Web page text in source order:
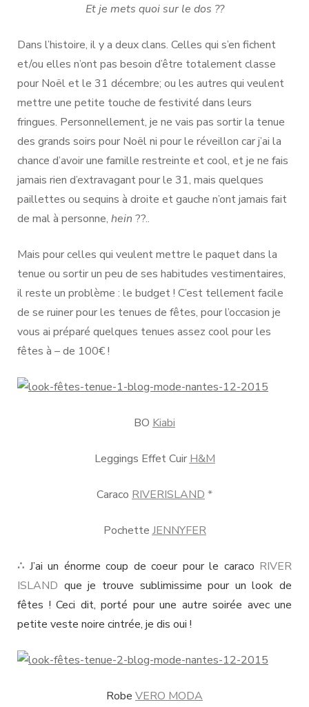
Et je mets quoi sur le dos ??
Dans l’histoire, il y a deux clans. Celles qui s’en fichent
et/ou elles n’ont pas besoin d’être totalement classe
pour Noël et le 31 décembre; ou les autres qui veulent
mettre une petite touche de festivité dans leurs
fringues. Personnellement, je ne vais pas sortir la tenue
des grands soirs pour Noël ni pour le réveillon car j’ai la
chance d’avoir une famille restreinte et cool, et je ne fais
jamais rien d’extravagant pour le 31, mais quelques
paillettes ou sequins à droite et gauche n’ont jamais fait
de mal à personne, hein ??..
Mais pour celles qui veulent mettre le paquet dans la
tenue ou sortir un peu de ses habitudes vestimentaires,
il reste un problème : le budget ! C’est tellement facile
de se ruiner pour les tenues de fêtes, pour l’occasion je
vous ai préparé quelques tenues assez cool pour les
fêtes à – de 100€ !
BO Kiabi
Leggings Effet Cuir H&M
Caraco RIVERISLAND *
Pochette JENNYFER
∴ J’ai un énorme coup de coeur pour le caraco RIVER
ISLAND que je trouve sublimissime pour un look de
fêtes ! Ceci dit, porté pour une autre soirée avec une
petite veste noire cintrée, je dis oui !
Robe VERO MODA